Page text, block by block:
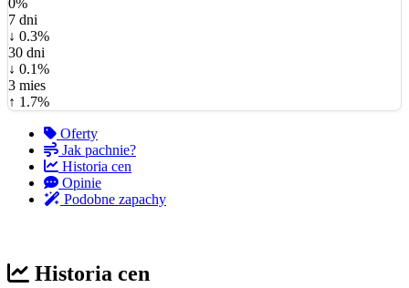
7 dni
↓ 0.3%
30 dni
↓ 0.1%
3 mies
↑ 1.7%
Oferty
Jak pachnie?
Historia cen
Opinie
Podobne zapachy
Historia cen